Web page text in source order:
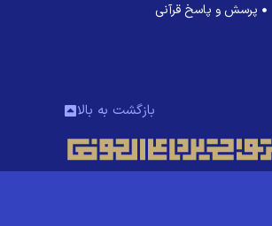
پرسش و پاسخ قرآنی
بازگشت به بالا